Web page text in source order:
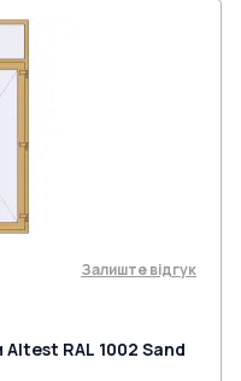
Залиште відгук
Altest RAL 1002 Sand